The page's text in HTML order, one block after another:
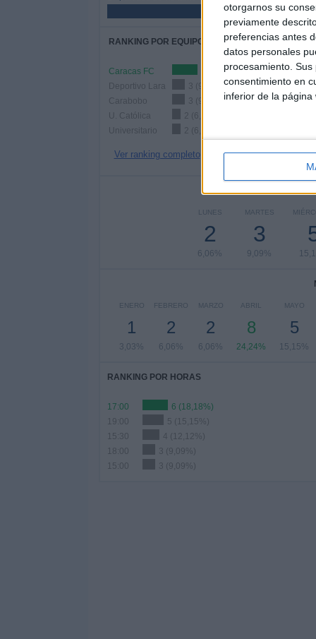
otorgarnos su
previamente
preferencias antes
datos personales
procesamiento.
consentimiento en
inferior de la página
51,52%
RANKING POR EQUIPOS
Caracas FC
6 (18,18%)
Deportivo Lara
3 (9,09%)
Carabobo
3 (9,09%)
U. Católica
2 (6,06%)
Universitario
2 (6,06%)
Ver ranking completo
Nº DE
LUNES
2
6,06%
MARTES
3
9,09%
ENERO
1
3,03%
FEBRERO
2
6,06%
MARZO
2
6,06%
ABRIL
8
24,24%
MAYO
5
15,15%
RANKING POR HORAS
17:00
6 (18,18%)
19:00
5 (15,15%)
15:30
4 (12,12%)
18:00
3 (9,09%)
15:00
3 (9,09%)